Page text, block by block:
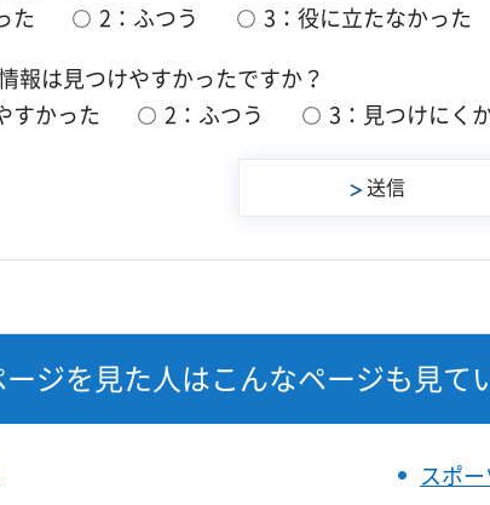
た
2：ふつう
3：役に立たなかった
報は見つけやすかったですか？
すかった
2：ふつう 3：見つけにく
ージを見た人はこんなページも見て
スポー